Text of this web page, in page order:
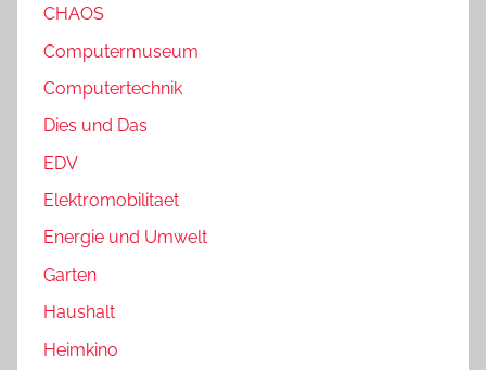
CHAOS
Computermuseum
Computertechnik
Dies und Das
EDV
Elektromobilitaet
Energie und Umwelt
Garten
Haushalt
Heimkino